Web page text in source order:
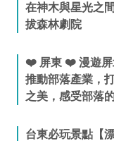
在神木與星光之
拔森林劇院
❤️ 屏東 ❤️ 漫遊屏
推動部落產業，
之美，感受部落
台東必玩景點【